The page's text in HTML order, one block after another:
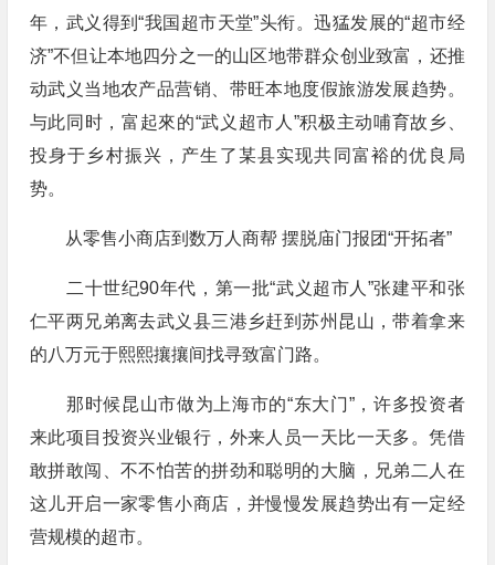
年，武义得到“我国超市天堂”头衔。迅猛发展的“超市经
济”不但让本地四分之一的山区地带群众创业致富，还推
动武义当地农产品营销、带旺本地度假旅游发展趋势。
与此同时，富起來的“武义超市人”积极主动哺育故乡、
投身于乡村振兴，产生了某县实现共同富裕的优良局
势。
从零售小商店到数万人商帮 摆脱庙门报团“开拓者”
二十世纪90年代，第一批“武义超市人”张建平和张
仁平两兄弟离去武义县三港乡赶到苏州昆山，带着拿来
的八万元于熙熙攘攘间找寻致富门路。
那时候昆山市做为上海市的“东大门”，许多投资者
来此项目投资兴业银行，外来人员一天比一天多。凭借
敢拼敢闯、不不怕苦的拼劲和聪明的大脑，兄弟二人在
这儿开启一家零售小商店，并慢慢发展趋势出有一定经
营规模的超市。